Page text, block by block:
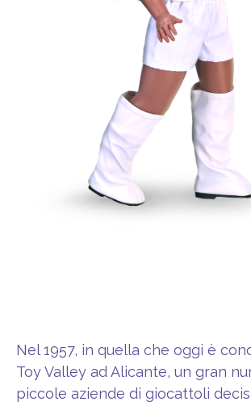
Nel 1957, in quella che oggi è
Toy Valley ad Alicante, un gran
piccole aziende di giocattoli